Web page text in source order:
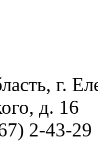
г.
д. 16
2-43-29